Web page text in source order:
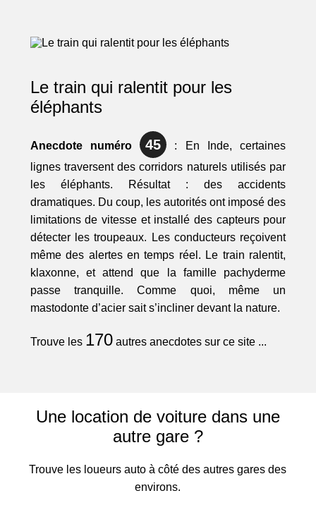
Le train qui ralentit pour les
éléphants
Anecdote numéro 45
: En Inde, certaines
lignes traversent des corridors naturels utilisés par
les éléphants. Résultat : des accidents
dramatiques. Du coup, les autorités ont imposé des
limitations de vitesse et installé des capteurs pour
détecter les troupeaux. Les conducteurs reçoivent
même des alertes en temps réel. Le train ralentit,
klaxonne, et attend que la famille pachyderme
passe tranquille. Comme quoi, même un
mastodonte d’acier sait s’incliner devant la nature.
Trouve les 170autres anecdotes sur ce site ...
Une location de voiture dans une
autre gare ?
Trouve les loueurs auto à côté des autres gares des
environs.